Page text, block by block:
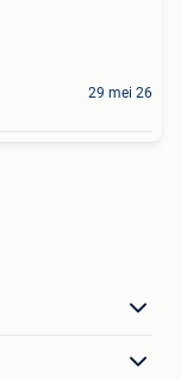
29 mei 26